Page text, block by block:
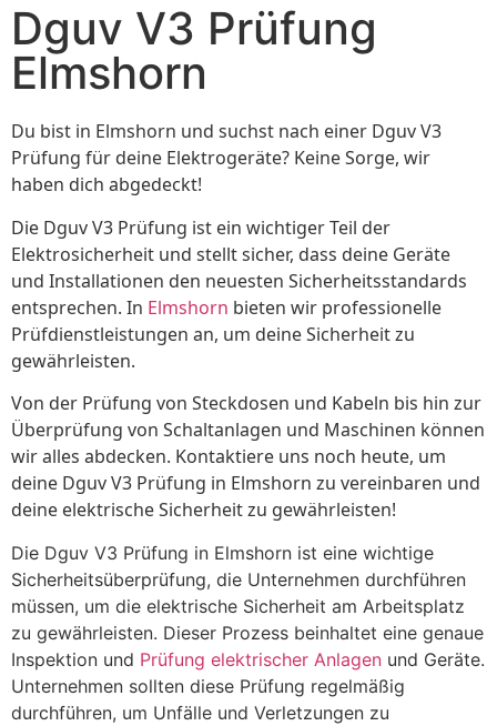
Dguv V3 Prüfung
Elmshorn
Du bist in Elmshorn und suchst nach einer Dguv V3
Prüfung für deine Elektrogeräte? Keine Sorge, wir
haben dich abgedeckt!
Die Dguv V3 Prüfung ist ein wichtiger Teil der
Elektrosicherheit und stellt sicher, dass deine Geräte
und Installationen den neuesten Sicherheitsstandards
entsprechen. In Elmshorn bieten wir professionelle
Prüfdienstleistungen an, um deine Sicherheit zu
gewährleisten.
Von der Prüfung von Steckdosen und Kabeln bis hin zur
Überprüfung von Schaltanlagen und Maschinen können
wir alles abdecken. Kontaktiere uns noch heute, um
deine Dguv V3 Prüfung in Elmshorn zu vereinbaren und
deine elektrische Sicherheit zu gewährleisten!
Die Dguv V3 Prüfung in Elmshorn ist eine wichtige
Sicherheitsüberprüfung, die Unternehmen durchführen
müssen, um die elektrische Sicherheit am Arbeitsplatz
zu gewährleisten. Dieser Prozess beinhaltet eine genaue
Inspektion und Prüfung elektrischer Anlagen und Geräte.
Unternehmen sollten diese Prüfung regelmäßig
durchführen, um Unfälle und Verletzungen zu